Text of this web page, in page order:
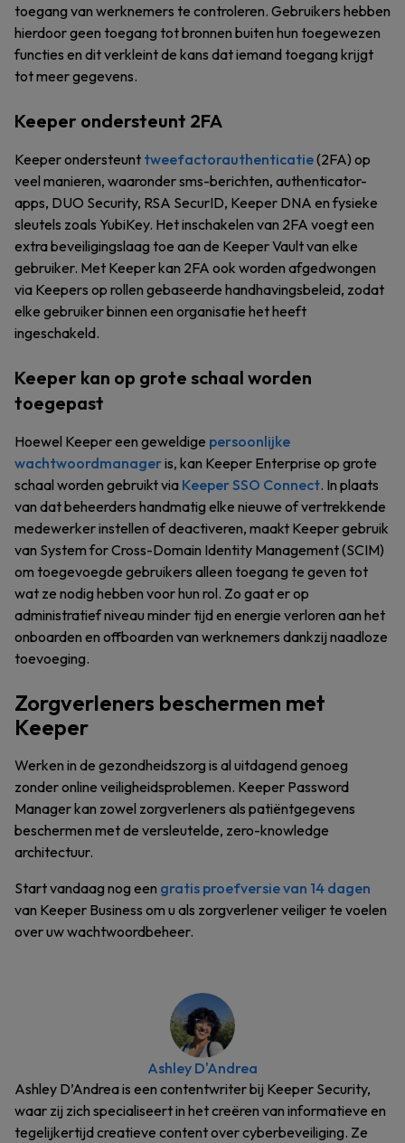
toegang van werknemers te controleren. Gebruikers hebben
hierdoor geen toegang tot bronnen buiten hun toegewezen
functies en dit verkleint de kans dat iemand toegang krijgt
tot meer gegevens.
Keeper ondersteunt 2FA
Keeper ondersteunt tweefactorauthenticatie(2FA) op
veel manieren, waaronder sms-berichten, authenticator-
apps, DUO Security, RSA SecurID, Keeper DNA en fysieke
sleutels zoals YubiKey. Het inschakelen van 2FA voegt een
extra beveiligingslaag toe aan de Keeper Vault van elke
gebruiker. Met Keeper kan 2FA ook worden afgedwongen
via Keepers op rollen gebaseerde handhavingsbeleid, zodat
elke gebruiker binnen een organisatie het heeft
ingeschakeld.
Keeper kan op grote schaal worden
toegepast
Hoewel Keeper een geweldige persoonlijke
wachtwoordmanageris, kan Keeper Enterprise op grote
schaal worden gebruikt via Keeper SSO Connect. In plaats
van dat beheerders handmatig elke nieuwe of vertrekkende
medewerker instellen of deactiveren, maakt Keeper gebruik
van System for Cross-Domain Identity Management (SCIM)
om toegevoegde gebruikers alleen toegang te geven tot
wat ze nodig hebben voor hun rol. Zo gaat er op
administratief niveau minder tijd en energie verloren aan het
onboarden en offboarden van werknemers dankzij naadloze
toevoeging.
Zorgverleners beschermen met
Keeper
Werken in de gezondheidszorg is al uitdagend genoeg
zonder online veiligheidsproblemen. Keeper Password
Manager kan zowel zorgverleners als patiëntgegevens
beschermen met de versleutelde, zero-knowledge
architectuur.
Start vandaag nog een gratis proefversie van 14 dagen
van Keeper Business om u als zorgverlener veiliger te voelen
over uw wachtwoordbeheer.
Ashley D'Andrea
Ashley D’Andrea is een contentwriter bij Keeper Security,
waar zij zich specialiseert in het creëren van informatieve en
tegelijkertijd creatieve content over cyberbeveiliging. Ze